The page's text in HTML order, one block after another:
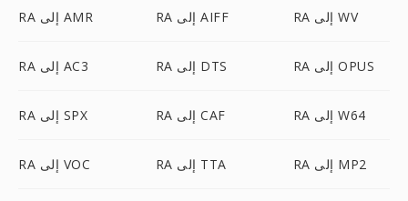
RA إلى AMR RA إلى AIFF RA إلى WV
RA إلى AC3 RA إلى DTS RA إلى OPUS
RA إلى SPX RA إلى CAF RA إلى W64
RA إلى VOC RA إلى TTA RA إلى MP2